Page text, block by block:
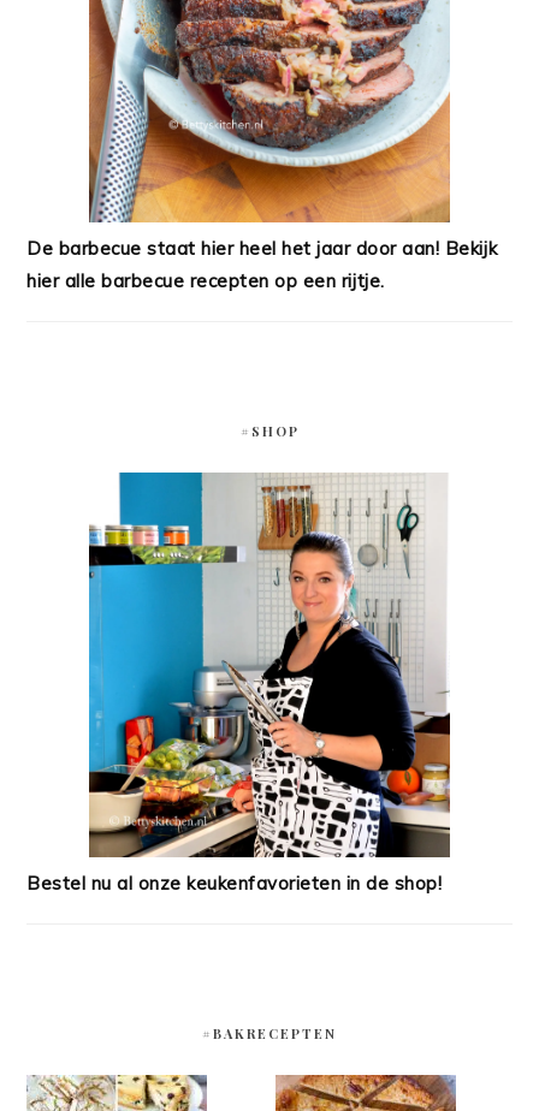
De barbecue staat hier heel het jaar door aan! Bekijk
hier alle barbecue recepten op een rijtje.
#SHOP
Bestel nu al onze keukenfavorieten in de shop!
#BAKRECEPTEN